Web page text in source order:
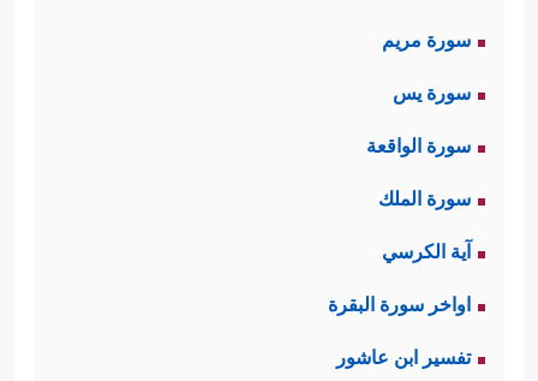
سورة مريم
سورة يس
سورة الواقعة
سورة الملك
آية الكرسي
اواخر سورة البقرة
تفسير ابن عاشور